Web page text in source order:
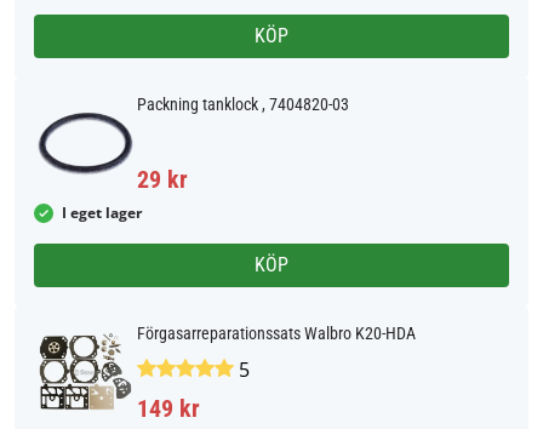
KÖP
Packning tanklock , 7404820-03
29 kr
I eget lager
KÖP
Förgasarreparationssats Walbro K20-HDA
5
149 kr